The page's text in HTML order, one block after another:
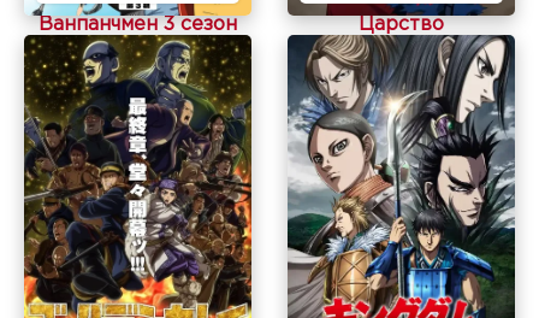
Ванпанчмен 3 сезон Царство